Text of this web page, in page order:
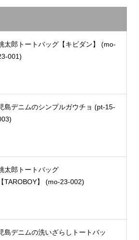
太郎トートバッグ【キビダン】 (mo-
001)
島デニムのシンプルガウチョ (pt-15-
太郎トートバッグ
【TAROBOY】 (mo-23-002)
島デニムの洗いざらしトートバッ